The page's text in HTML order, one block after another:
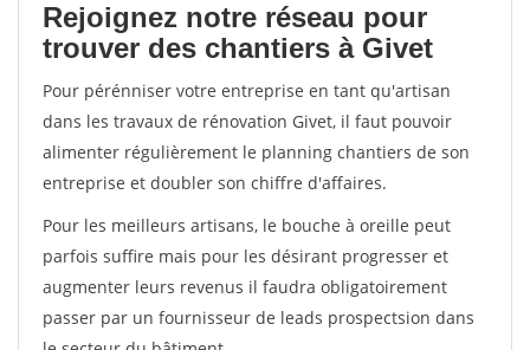
Rejoignez notre réseau pour
trouver des chantiers à Givet
Pour pérénniser votre entreprise en tant qu'artisan
dans les travaux de rénovation Givet, il faut pouvoir
alimenter régulièrement le planning chantiers de son
entreprise et doubler son chiffre d'affaires.
Pour les meilleurs artisans, le bouche à oreille peut
parfois suffire mais pour les désirant progresser et
augmenter leurs revenus il faudra obligatoirement
passer par un fournisseur de leads prospectsion dans